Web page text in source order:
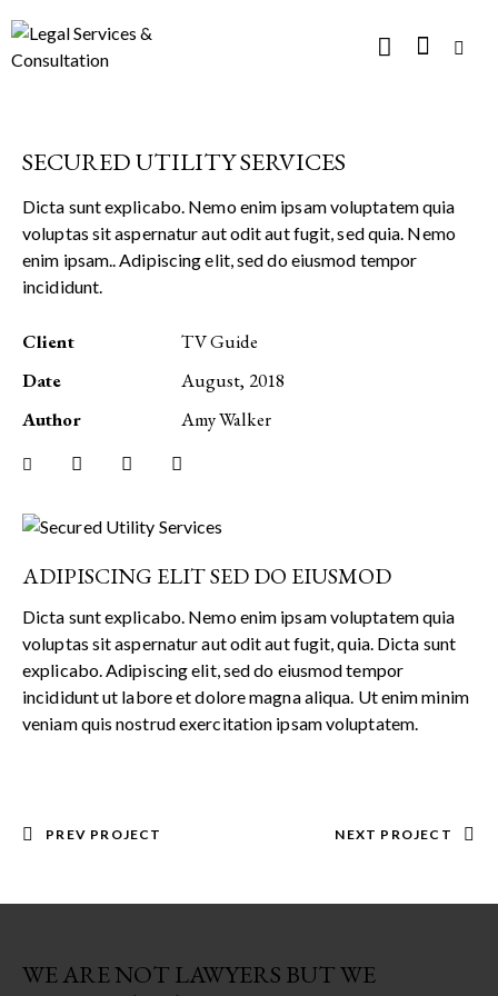
SECURED UTILITY SERVICES
ADIPISCING ELIT SED DO EIUSMOD
Dicta sunt explicabo. Nemo enim ipsam voluptatem quia
voluptas sit aspernatur aut odit aut fugit, quia. Dicta sunt
explicabo. Adipiscing elit, sed do eiusmod tempor
incididunt ut labore et dolore magna aliqua. Ut enim minim
veniam quis nostrud exercitation ipsam voluptatem.
Dicta sunt explicabo. Nemo enim ipsam voluptatem quia
voluptas sit aspernatur aut odit aut fugit, sed quia. Nemo
enim ipsam.. Adipiscing elit, sed do eiusmod tempor
incididunt.
Client
TV Guide
Date
August, 2018
Author
Amy Walker
PREV PROJECT NEXT PROJECT
WE ARE NOT LAWYERS BUT WE